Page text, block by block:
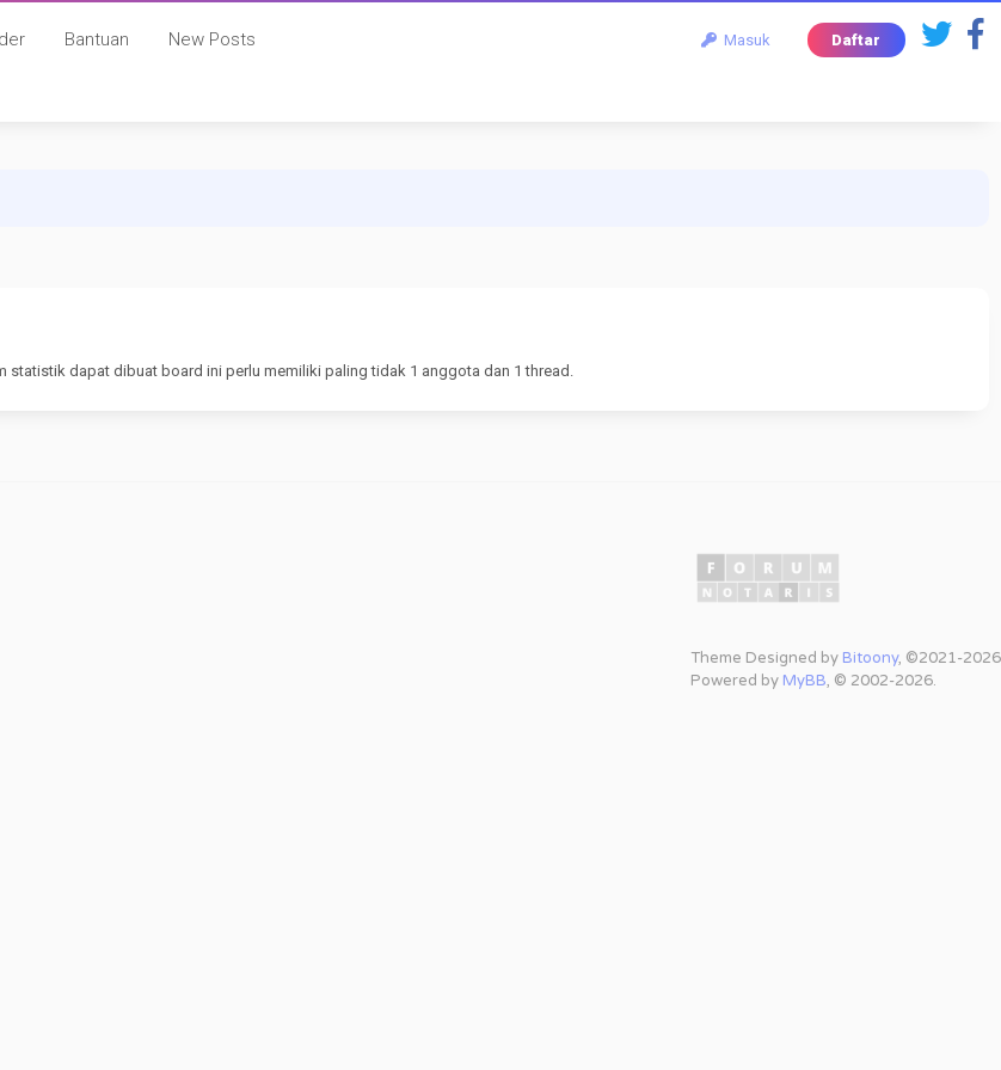
Masuk Daftar
Bantuan New Posts
dapat dibuat board ini perlu memiliki paling tidak 1 anggota dan 1 thread.
Theme Designed by Bitoony, ©2021-2026
Powered by MyBB, © 2002-2026.